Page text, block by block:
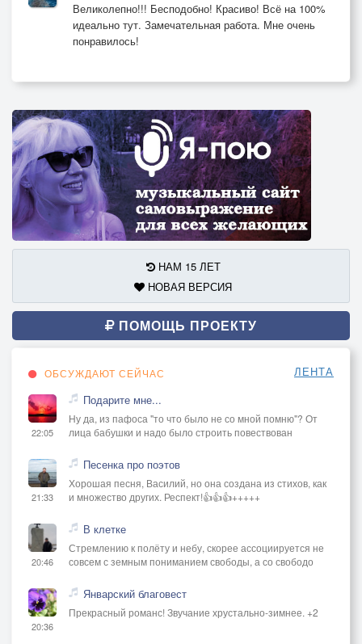
Великолепно!!! Бесподобно! Красиво! Всё на 100%
идеально тут. Замечательная работа. Мне очень
понравилось!
НАМ 15 ЛЕТ
НОВАЯ ВЕРСИЯ
ПОМОЩЬ ПРОЕКТУ
ОБСУЖДАЮТ СЕЙЧАС ЛЕНТА
22:05
Подарите мне...
Ну да, из пафоса "то что было не со мной помню"? От
лица бабушки и надо было строить повествован
21:33
Песенка про поэтов
Хорошая песня, Василий, но она создана из стихов, как
и множество других. Респект!👍👍👍+++++
20:46
В клетке
Стремлению к полёту и небу, скорее ассоциируется не
совсем с земным пониманием свободы, а со свободо
20:36
Январский благовест
Прекрасный романс! Звучание хрустально-зимнее. +2